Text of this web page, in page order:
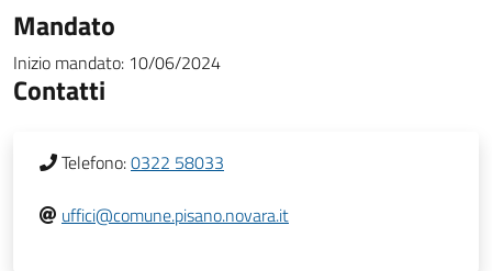
Mandato
Inizio mandato: 10/06/2024
Contatti
Telefono:0322 58033
uffici@comune.pisano.novara.it